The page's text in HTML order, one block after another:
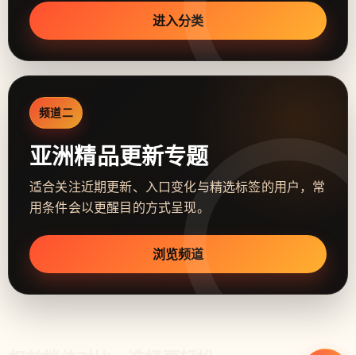
进入分类
频道二
亚洲精品更新专题
适合关注近期更新、入口变化与精选标签的用户，常
用条件会以更醒目的方式呈现。
浏览频道